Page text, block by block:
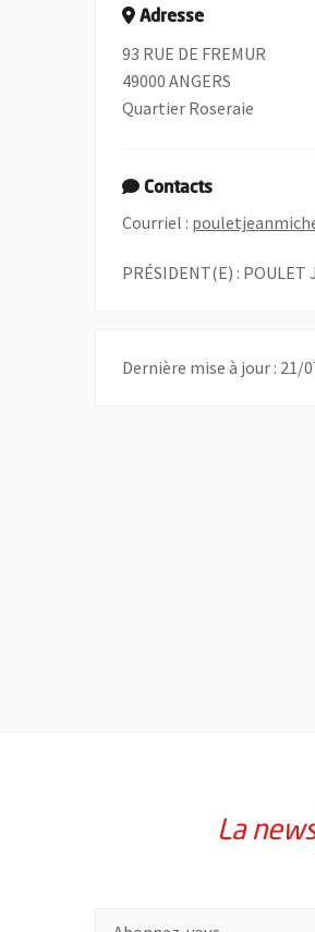
Adresse
93 RUE DE FREMUR
49000 ANGERS
Quartier Roseraie
Contacts
Courriel :
PRÉSIDENT(E) :
Dernière mise à jour : 21/
La
Pour vous inscrire à la